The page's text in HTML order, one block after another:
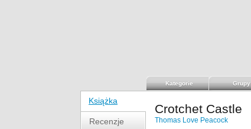
Kategorie Grupy
Książka
Recenzje
Crotchet Castle
Thomas Love Peacock